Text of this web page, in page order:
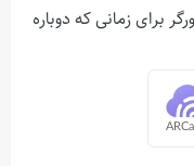
برای زمانی که دوباره